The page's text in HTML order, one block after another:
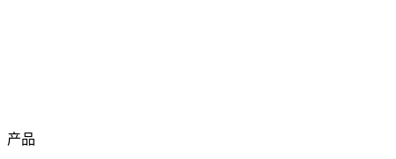
产品